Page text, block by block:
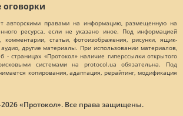
авторскими правами на информацию, размещенную на
ресурса, если не указано иное. Под информацией
комментарии, статьи, фотоизображения, рисунки, ящик-
другие материалы. При использовании материалов,
страницах «Протокол» наличие гиперссылки открытого
системами на protocol.ua обязательна. Под
копирования, адаптация, рерайтинг, модификация
«Протокол». Все права защищены.